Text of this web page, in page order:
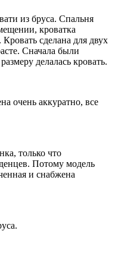
из бруса. Спальня
кроватка
сделана для двух
Сначала были
делалась кровать.
очень аккуратно, все
только что
Потому модель
и снабжена